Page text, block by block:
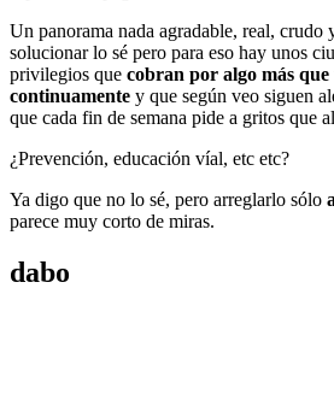
Un panorama nada agradable, real,
solucionar lo sé pero para eso hay unos
privilegios que cobran por algo más
continuamente y que según veo siguen
que cada fin de semana pide a gritos que
¿Prevención, educación víal, etc etc?
Ya digo que no lo sé, pero arreglarlo sólo
parece muy corto de miras.
dabo